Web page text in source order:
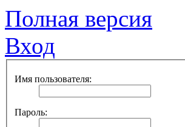
Полная версия
Вход
Имя пользователя:
Пароль: